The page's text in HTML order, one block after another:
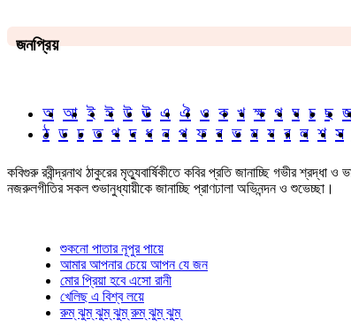
জনপ্রিয়
অ আ ই ঈ উ ঊ এ ঐ ও ক খ ক্ষ গ ঘ চ ছ
ঠ ড ঢ ত থ দ ধ ন প ফ ব ভ ম য র ল শ স
কবিগুরু রবীন্দ্রনাথ ঠাকুরের মৃত্যুবার্ষিকীতে কবির প্রতি জানাচ্ছি গভীর শ্রদ্ধা ও
নজরুলগীতির সকল শুভানুধ্যায়ীকে জানাচ্ছি প্রাণঢালা অভিনন্দন ও শুভেচ্ছা।
শুকনো পাতার নূপুর পায়ে
আমার আপনার চেয়ে আপন যে জন
মোর প্রিয়া হবে এসো রানী
খেলিছ এ বিশ্ব লয়ে
রুম্ ঝুম্ ঝুম্ ঝুম্ রুম্ ঝুম্ ঝুম্